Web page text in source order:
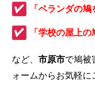
「ベランダの
「学校の屋上の
など、 市原市で鳩被
ォームからお気軽に